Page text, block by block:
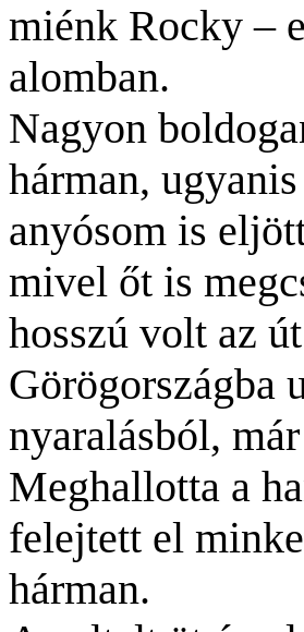
miénk Rocky –
alomban.
Nagyon
hárman,
anyósom is
mivel őt is
hosszú volt az
Görögországba
nyaralásból,
Meghallotta a
felejtett el
hárman.